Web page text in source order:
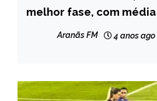
melhor fase, com média
Aranãs FM 4 anos ago